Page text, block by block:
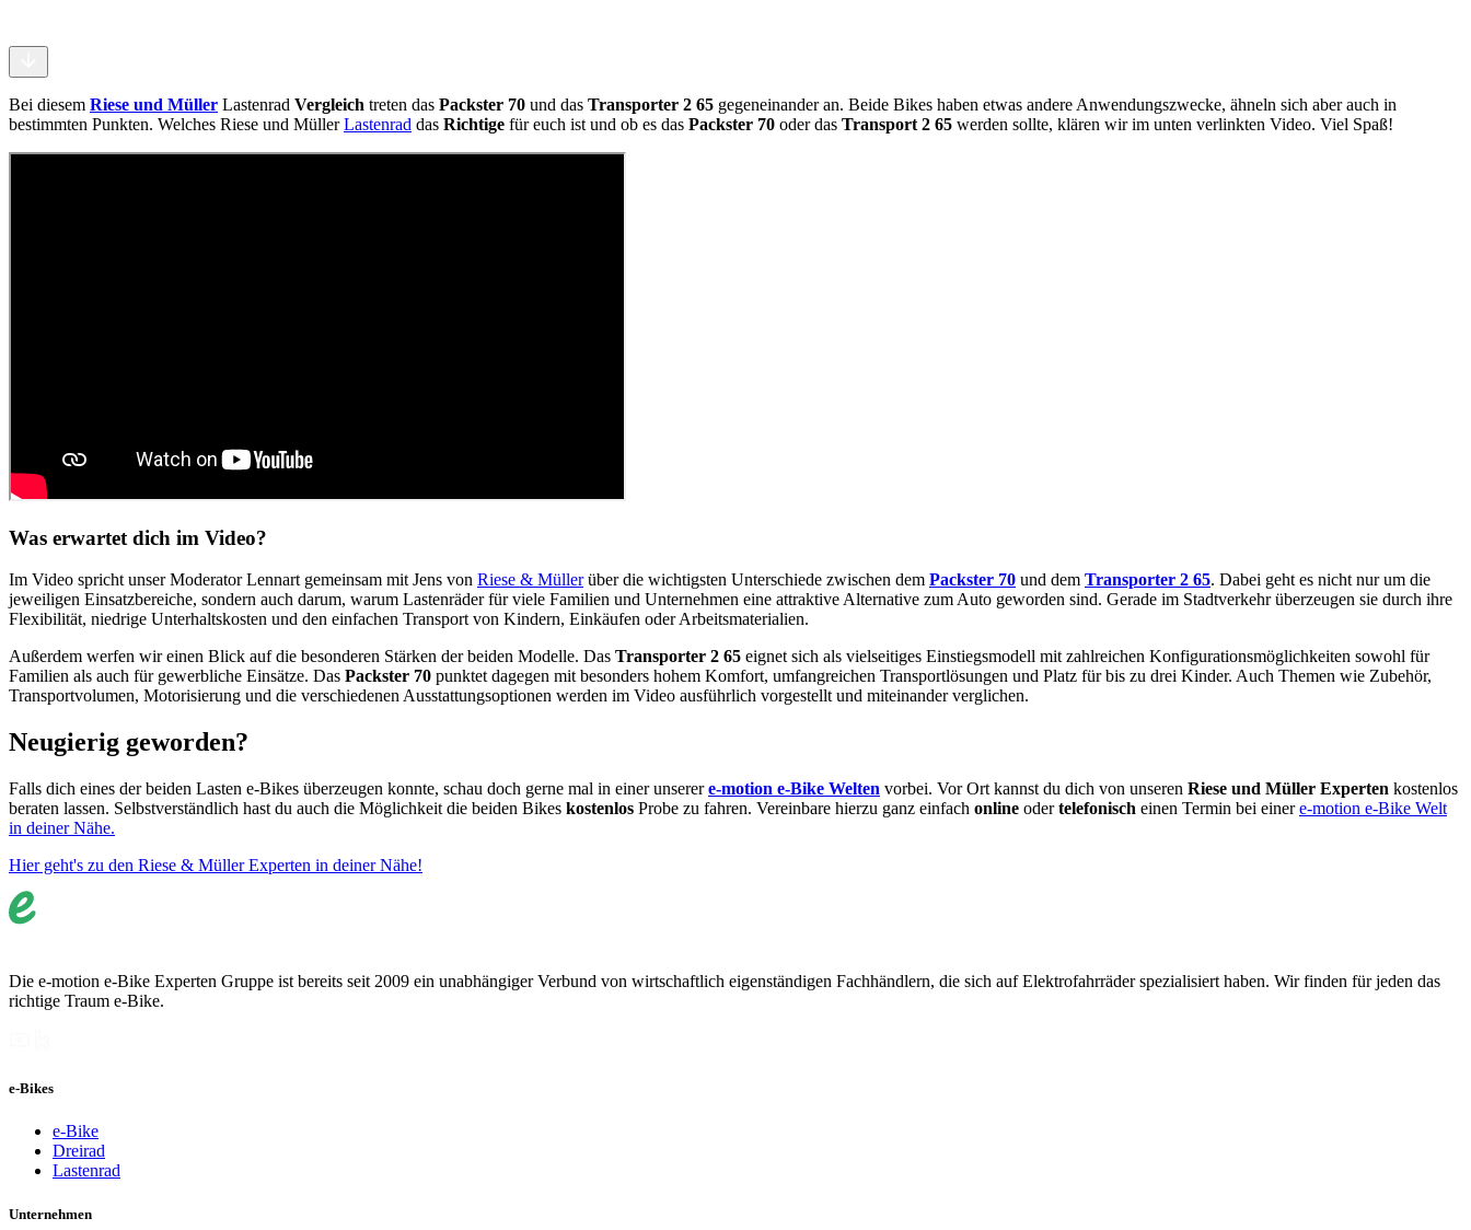
Bei diesem Riese und Müller Lastenrad Vergleich treten das Packster 70 und das Transporter 2 65 gegeneinander an. Beide Bikes haben etwas andere Anwendungszwecke, ähneln sich aber auch in
bestimmten Punkten. Welches Riese und MüllerLastenrad das Richtige für euch ist und ob es das Packster 70 oder das Transport 2 65 werden sollte, klären wir im unten verlinkten Video. Viel Spaß!
Was erwartet dich im Video?
Im Video spricht unser Moderator Lennart gemeinsam mit Jens von Riese & Müllerüber die wichtigsten Unterschiede zwischen dem Packster 70 und dem Transporter 2 65. Dabei geht es nicht nur um die
jeweiligen Einsatzbereiche, sondern auch darum, warum Lastenräder für viele Familien und Unternehmen eine attraktive Alternative zum Auto geworden sind. Gerade im Stadtverkehr überzeugen sie durch ihre
Flexibilität, niedrige Unterhaltskosten und den einfachen Transport von Kindern, Einkäufen oder Arbeitsmaterialien.
Außerdem werfen wir einen Blick auf die besonderen Stärken der beiden Modelle. Das Transporter 2 65 eignet sich als vielseitiges Einstiegsmodell mit zahlreichen Konfigurationsmöglichkeiten sowohl für
Familien als auch für gewerbliche Einsätze. Das Packster 70 punktet dagegen mit besonders hohem Komfort, umfangreichen Transportlösungen und Platz für bis zu drei Kinder. Auch Themen wie Zubehör,
Transportvolumen, Motorisierung und die verschiedenen Ausstattungsoptionen werden im Video ausführlich vorgestellt und miteinander verglichen.
Neugierig geworden?
Falls dich eines der beiden Lasten e-Bikes überzeugen konnte, schau doch gerne mal in einer unserere-motion e-Bike Welten vorbei. Vor Ort kannst du dich von unseren Riese und Müller Experten kostenlos
beraten lassen. Selbstverständlich hast du auch die Möglichkeit die beiden Bikes kostenlos Probe zu fahren. Vereinbare hierzu ganz einfach online odertelefonisch einen Termin bei einere-motion e-Bike Welt
in deiner Nähe.
Hier geht's zu den Riese & Müller Experten in deiner Nähe!
Die e-motion e-Bike Experten Gruppe ist bereits seit 2009 ein unabhängiger Verbund von wirtschaftlich eigenständigen Fachhändlern, die sich auf Elektrofahrräder spezialisiert haben. Wir finden für jeden das
richtige Traum e-Bike.
e-Bikes
e-Bike
Dreirad
Lastenrad
Unternehmen